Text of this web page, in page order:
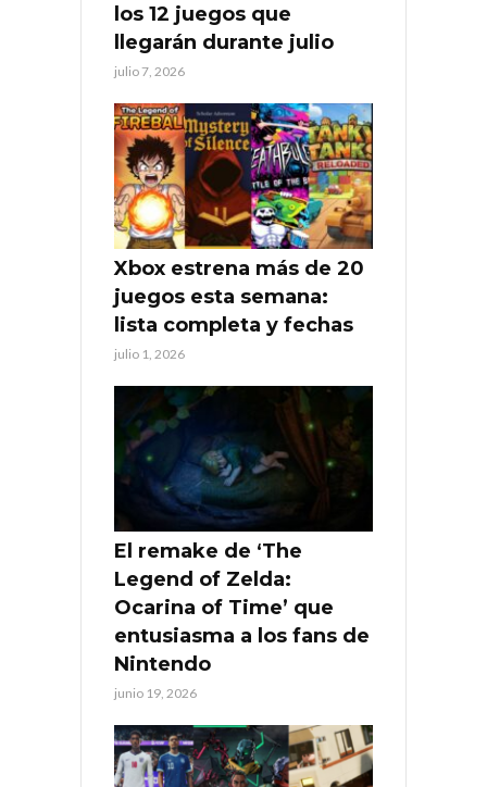
los 12 juegos que
llegarán durante julio
julio 7, 2026
Xbox estrena más de 20
juegos esta semana:
lista completa y fechas
julio 1, 2026
El remake de ‘The
Legend of Zelda:
Ocarina of Time’ que
entusiasma a los fans de
Nintendo
junio 19, 2026